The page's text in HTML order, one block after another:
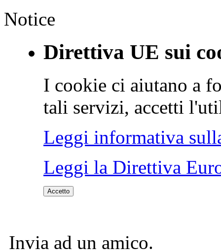
Notice
Direttiva UE sui
I cookie ci aiutano a
tali servizi, accetti
Leggi informativa
Leggi la Direttiva
Accetto
Invia ad un amico.